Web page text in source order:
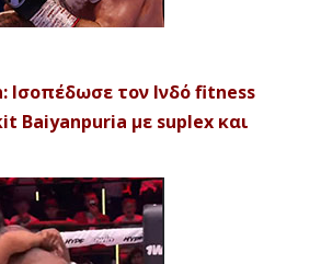
Ισοπέδωσε τον Ινδό fitness
Baiyanpuria με suplex και